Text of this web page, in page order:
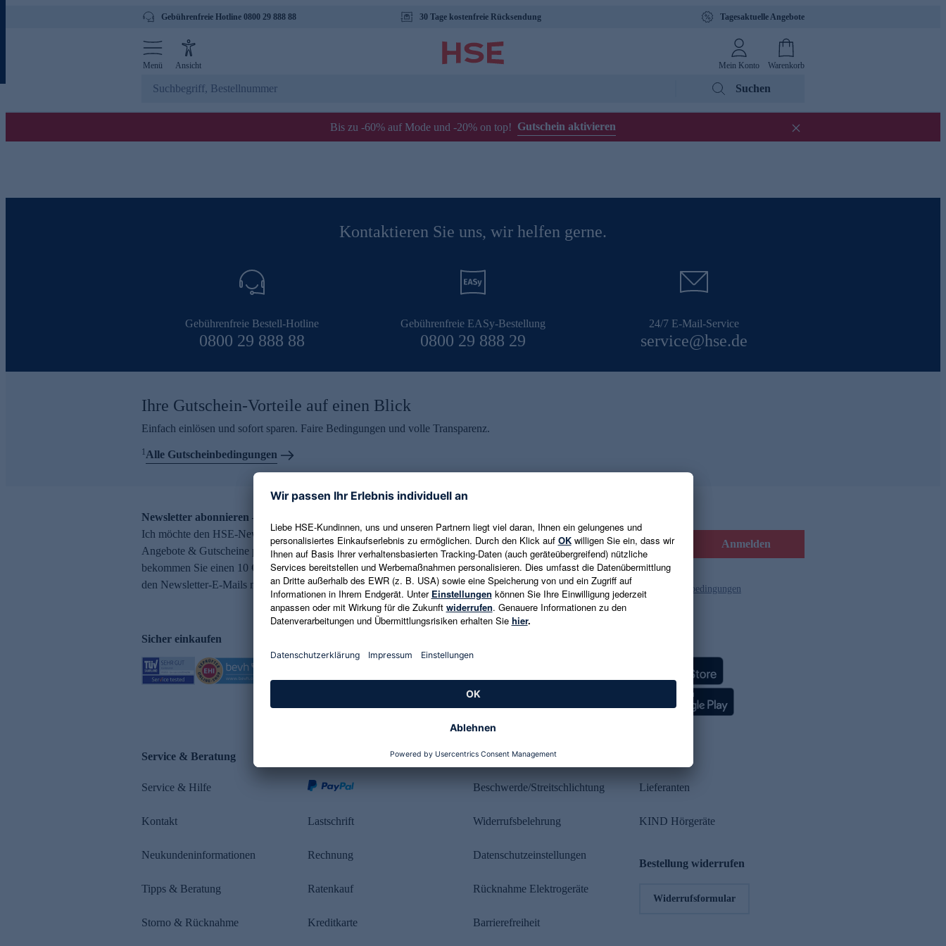
Gebührenfreie Hotline 0800 29 888 88 30 Tage kostenfreie Rücksendung Tagesaktuelle Angebote
Menü Ansicht Mein Konto Warenkorb
Suchen
Bis zu -60% auf Mode und -20% on top! Gutschein aktivieren
Kontaktieren Sie uns, wir helfen gerne.
Gebührenfreie Bestell-Hotline
0800 29 888 88
Gebührenfreie EASy-Bestellung
0800 29 888 29
24/7 E-Mail-Service
service@hse.de
Ihre Gutschein-Vorteile auf einen Blick
Einfach einlösen und sofort sparen. Faire Bedingungen und volle Transparenz.
1Alle Gutscheinbedingungen
Newsletter abonnieren – 10 € Gutschein erhalten
Ich möchte den HSE-Newsletter abonnieren und aktuelle Trends,
Angebote & Gutscheine per E-Mail erhalten. Als Dankeschön
bekommen Sie einen 10 € Gutschein. Eine Abmeldung ist jederzeit in
den Newsletter-E-Mails möglich.
E-Mail-Adresse eingeben Anmelden
Es gelten die Datenschutzrichtlinien und die Gutscheinbedingungen
Sicher einkaufen
Service & Beratung
Service & Hilfe
Kontakt
Neukundeninformationen
Tipps & Beratung
Storno & Rücknahme
Lastschrift
Rechnung
Ratenkauf
Kreditkarte
Rechtliches
Beschwerde/Streitschlichtung
Widerrufsbelehrung
Datenschutzeinstellungen
Rücknahme Elektrogeräte
Barrierefreiheit
Lieferanten
KIND Hörgeräte
Bestellung widerrufen
Widerrufsformular